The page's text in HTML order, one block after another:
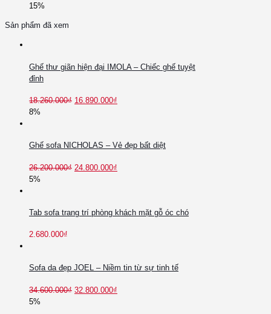
15%
Sản phẩm đã xem
Ghế thư giãn hiện đại IMOLA – Chiếc ghế tuyệt
đỉnh
18.260.000₫ 16.890.000₫
8%
Ghế sofa NICHOLAS – Vẻ đẹp bất diệt
26.200.000₫ 24.800.000₫
5%
Tab sofa trang trí phòng khách mặt gỗ óc chó
2.680.000₫
Sofa da đẹp JOEL – Niềm tin từ sự tinh tế
34.600.000₫ 32.800.000₫
5%